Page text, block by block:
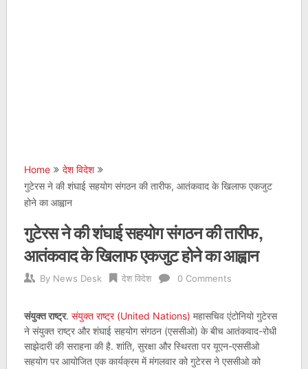
Home
देश विदेश
गुटेरस ने की शंघाई सहयोग संगठन की तारीफ, आतंकवाद के खिलाफ एकजुट
होने का आह्वान
गुटेरस ने की शंघाई सहयोग संगठन की तारीफ,
आतंकवाद के खिलाफ एकजुट होने का आह्वान
By News Desk देश विदेश 0 Comments
संयुक्त राष्ट्र. संयुक्त राष्ट्र (United Nations) महासचिव एंटोनियो गुटेरस
ने संयुक्त राष्ट्र और शंघाई सहयोग संगठन (एससीओ) के बीच आतंकवाद-रोधी
साझेदारी की सराहना की है. शांति, सुरक्षा और स्थिरता पर यूएन-एससीओ
सहयोग पर आयोजित एक कार्यक्रम में मंगलवार को गुटेरस ने एससीओ को